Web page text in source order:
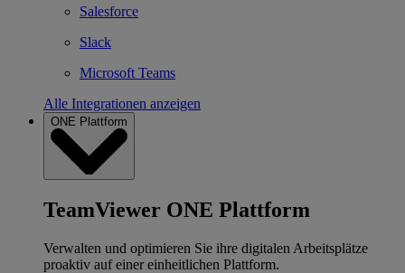
Salesforce
Slack
Microsoft Teams
Alle Integrationen anzeigen
ONE Plattform
TeamViewer ONE Plattform
Verwalten und optimieren Sie ihre digitalen Arbeitsplätze
proaktiv auf einer einheitlichen Plattform.